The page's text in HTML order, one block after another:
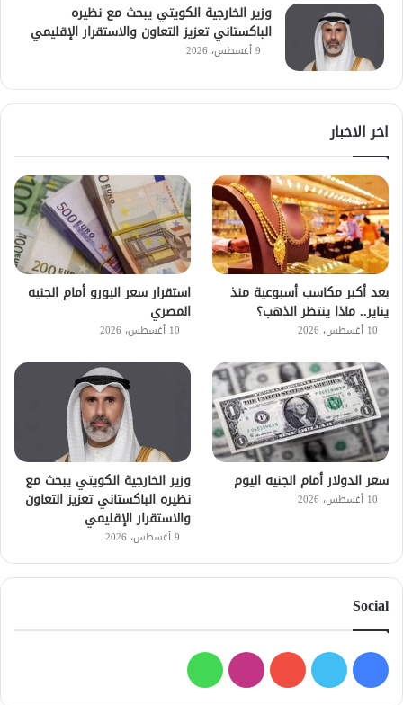
وزير الخارجية الكويتي يبحث مع نظيره
الباكستاني تعزيز التعاون والاستقرار الإقليمي
9 أغسطس، 2026
اخر الاخبار
بعد أكبر مكاسب أسبوعية منذ
يناير.. ماذا ينتظر الذهب؟
10 أغسطس، 2026
استقرار سعر اليورو أمام الجنيه
المصري
10 أغسطس، 2026
سعر الدولار أمام الجنيه اليوم
10 أغسطس، 2026
وزير الخارجية الكويتي يبحث مع
نظيره الباكستاني تعزيز التعاون
والاستقرار الإقليمي
9 أغسطس، 2026
Social
فيسبوك
تويتر يوتيوبانستقرامواتساب